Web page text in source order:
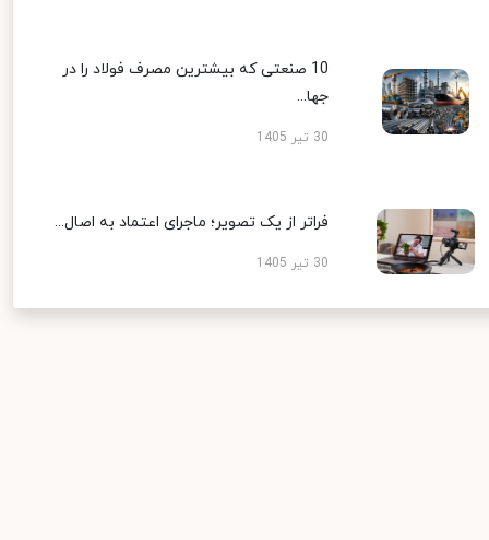
10 صنعتی که بیشترین مصرف فولاد را در
جها...
30 تیر 1405
فراتر از یک تصویر؛ ماجرای اعتماد به اصال...
30 تیر 1405